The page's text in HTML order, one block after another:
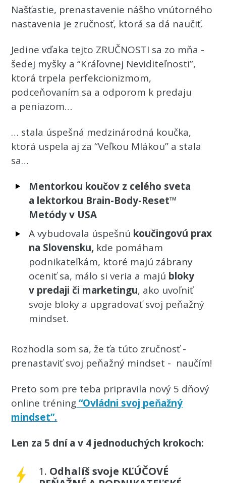
Našťastie, prenastavenie nášho vnútorného
nastavenia je zručnosť, ktorá sa dá naučiť.
Jedine vďaka tejto ZRUČNOSTI sa zo mňa -
šedej myšky a “Kráľovnej Neviditeľnosti”,
ktorá trpela perfekcionizmom,
podceňovaním sa a odporom k predaju
a peniazom…
… stala úspešná medzinárodná koučka,
ktorá uspela aj za “Veľkou Mlákou” a stala
sa…
Mentorkou koučov z celého sveta
a lektorkou Brain-Body-Reset™
Metódy v USA
A vybudovala úspešnú koučingovú prax
na Slovensku, kde pomáham
podnikateľkám, ktoré majú zábrany
oceniť sa, málo si veria a majú bloky
v predaji či marketingu, ako uvoľniť
svoje bloky a upgradovať svoj peňažný
mindset.
Rozhodla som sa, že ťa túto zručnosť -
prenastaviť svoj peňažný mindset - naučím!
Preto som pre teba pripravila nový 5 dňový
online tréning“Ovládni svoj peňažný
mindset”.
Len za 5 dní a v 4 jednoduchých krokoch:
1. Odhalíš svoje KĽÚČOVÉ